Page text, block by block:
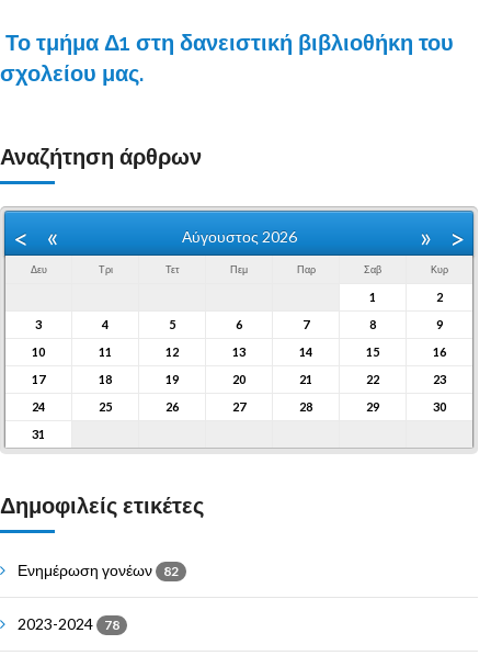
Το τμήμα Δ1 στη δανειστική βιβλιοθήκη του
σχολείου μας.
Αναζήτηση άρθρων
< « >
»
Αύγουστος 2026
Δευ Τρι Τετ Πεμ Παρ Σαβ Κυρ
1
2
3
4 5 6 7 8
9
10
11 12 13 14 15
16
17
18 19 20 21 22
23
24
25 26 27 28 29
30
31
Δημοφιλείς ετικέτες
Ενημέρωση γονέων 82
2023-2024 78